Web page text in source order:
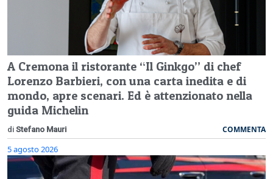
A Cremona il ristorante “Il Ginkgo” di chef
Lorenzo Barbieri, con una carta inedita e di
mondo, apre scenari. Ed è attenzionato nella
guida Michelin
di Stefano Mauri COMMENTA
5 agosto 2026